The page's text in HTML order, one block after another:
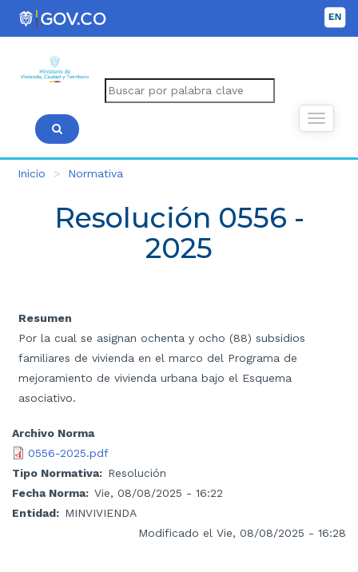
Inicio Normativa
Resolución 0556 -
2025
Resumen
Por la cual se asignan ochenta y ocho (88) subsidios
familiares de vivienda en el marco del Programa de
mejoramiento de vivienda urbana bajo el Esquema
asociativo.
Archivo Norma
0556-2025.pdf
Tipo Normativa
Resolución
Fecha Norma
Vie, 08/08/2025 - 16:22
Entidad
MINVIVIENDA
Modificado el Vie, 08/08/2025 - 16:28